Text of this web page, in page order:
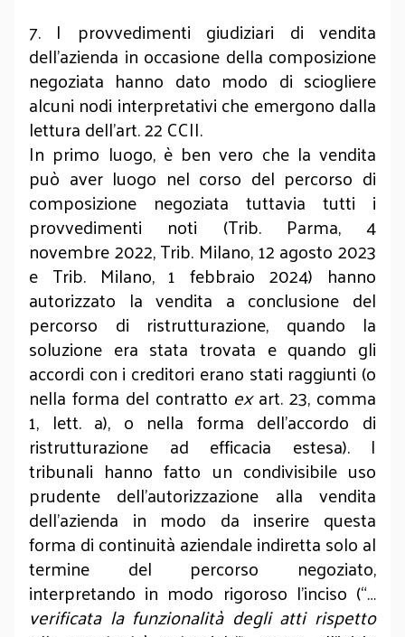
7. I provvedimenti giudiziari di vendita
dell’azienda in occasione della composizione
negoziata hanno dato modo di sciogliere
alcuni nodi interpretativi che emergono dalla
lettura dell’art. 22 CCII.
In primo luogo, è ben vero che la vendita
può aver luogo nel corso del percorso di
composizione negoziata tuttavia tutti i
provvedimenti noti (Trib. Parma, 4
novembre 2022, Trib. Milano, 12 agosto 2023
e Trib. Milano, 1 febbraio 2024) hanno
autorizzato la vendita a conclusione del
percorso di ristrutturazione, quando la
soluzione era stata trovata e quando gli
accordi con i creditori erano stati raggiunti (o
nella forma del contratto exart. 23, comma
1, lett. a), o nella forma dell’accordo di
ristrutturazione ad efficacia estesa). I
tribunali hanno fatto un condivisibile uso
prudente dell’autorizzazione alla vendita
dell’azienda in modo da inserire questa
forma di continuità aziendale indiretta solo al
termine del percorso negoziato,
interpretando in modo rigoroso l’inciso (“…
verificata la funzionalità degli atti rispetto